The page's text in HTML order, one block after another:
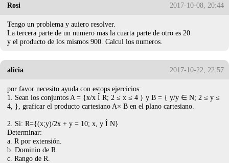
Rosi 2017-10-08, 20:44
Tengo un problema y auiero resolver.
La tercera parte de un numero mas la cuarta parte de otro es 20
y el producto de los mismos 900. Calcul los numeros.
alicia 2017-10-22, 22:57
por favor necesito ayuda con estops ejercicios:
1. Sean los conjuntos A = {x/x Î R; 2 ≤ x ≤ 4 } y B = { y/y ∈ N; 2 ≤ y ≤
4, }, graficar el producto cartesiano A× B en el plano cartesiano.
2. Si: R={(x;y)/2x + y = 10; x, y Î N}
Determinar:
a. R por extensión.
b. Dominio de R.
c. Rango de R.